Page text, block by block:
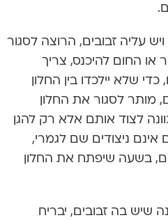
עליה זבובים, הרוצה לסגור
או החום להיכנס, צריך
שלא יילכדו בין החלון
לסגור את החלון
לצוד אותם אלא רק להגן
ניצודים שם לגמרי,
בשעה שיפתח את החלון
שיש בה זבובים, יבריח